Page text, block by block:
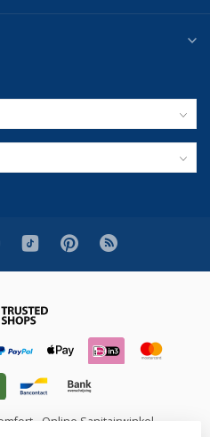
- Online Sanitairwinkel